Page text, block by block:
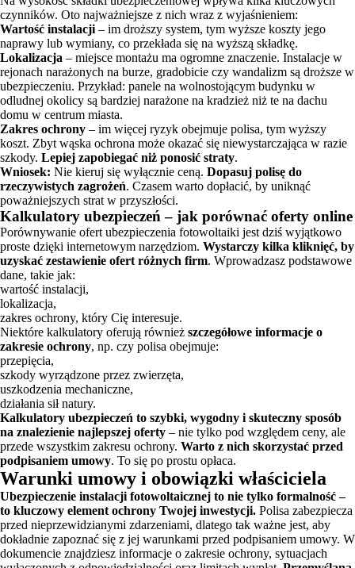
czynników. Oto najważniejsze z nich wraz z wyjaśnieniem:
Wartość instalacji – im droższy system, tym wyższe koszty jego
naprawy lub wymiany, co przekłada się na wyższą składkę.
Lokalizacja – miejsce montażu ma ogromne znaczenie. Instalacje w
rejonach narażonych na burze, gradobicie czy wandalizm są droższe w
ubezpieczeniu. Przykład: panele na wolnostojącym budynku w
odludnej okolicy są bardziej narażone na kradzież niż te na dachu
domu w centrum miasta.
Zakres ochrony – im więcej ryzyk obejmuje polisa, tym wyższy
koszt. Zbyt wąska ochrona może okazać się niewystarczająca w razie
szkody. Lepiej zapobiegać niż ponosić straty.
Wniosek: Nie kieruj się wyłącznie ceną. Dopasuj polisę do
rzeczywistych zagrożeń. Czasem warto dopłacić, by uniknąć
poważniejszych strat w przyszłości.
Kalkulatory ubezpieczeń – jak porównać oferty online
Porównywanie ofert ubezpieczenia fotowoltaiki jest dziś wyjątkowo
proste dzięki internetowym narzędziom. Wystarczy kilka kliknięć, by
uzyskać zestawienie ofert różnych firm. Wprowadzasz podstawowe
dane, takie jak:
wartość instalacji,
lokalizacja,
zakres ochrony, który Cię interesuje.
Niektóre kalkulatory oferują również szczegółowe informacje o
zakresie ochrony, np. czy polisa obejmuje:
przepięcia,
szkody wyrządzone przez zwierzęta,
uszkodzenia mechaniczne,
działania sił natury.
Kalkulatory ubezpieczeń to szybki, wygodny i skuteczny sposób
na znalezienie najlepszej oferty – nie tylko pod względem ceny, ale
przede wszystkim zakresu ochrony. Warto z nich skorzystać przed
podpisaniem umowy. To się po prostu opłaca.
Warunki umowy i obowiązki właściciela
Ubezpieczenie instalacji fotowoltaicznej to nie tylko formalność –
to kluczowy element ochrony Twojej inwestycji. Polisa zabezpiecza
przed nieprzewidzianymi zdarzeniami, dlatego tak ważne jest, aby
dokładnie zapoznać się z jej warunkami przed podpisaniem umowy. W
dokumencie znajdziesz informacje o zakresie ochrony, sytuacjach